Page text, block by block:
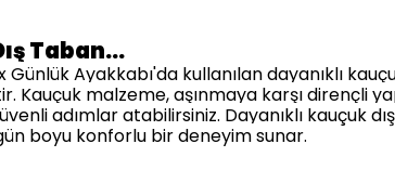
Taban…
Günlük Ayakkabı'da kullanılan dayanıklı
Kauçuk malzeme, aşınmaya karşı dirençli
adımlar atabilirsiniz. Dayanıklı kauçuk
boyu konforlu bir deneyim sunar.